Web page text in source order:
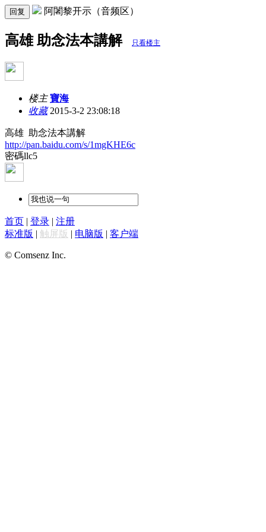
回复 阿闍黎开示（音频区）
高雄 助念法本講解 只看楼主
楼主 寶海
收藏2015-3-2 23:08:18
高雄 助念法本講解
http://pan.baidu.com/s/1mgKHE6c
密碼llc5
首页 | 登录 | 注册
标准版 | 触屏版 | 电脑版 | 客户端
© Comsenz Inc.